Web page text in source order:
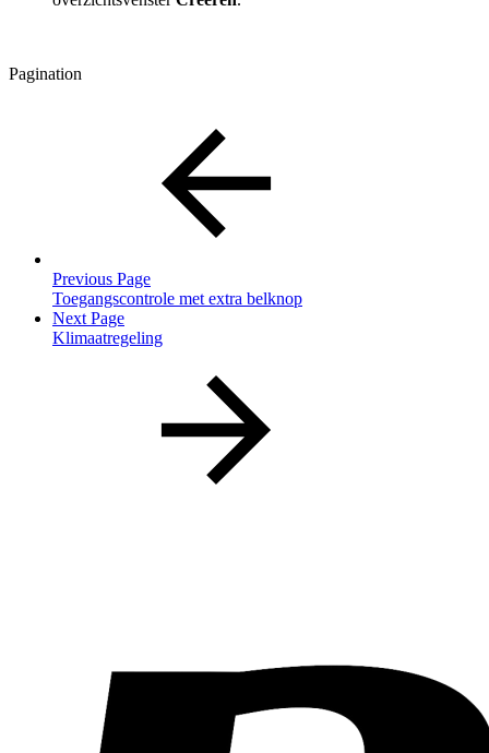
Pagination
Previous Page
Toegangscontrole met extra belknop
Next Page
Klimaatregeling